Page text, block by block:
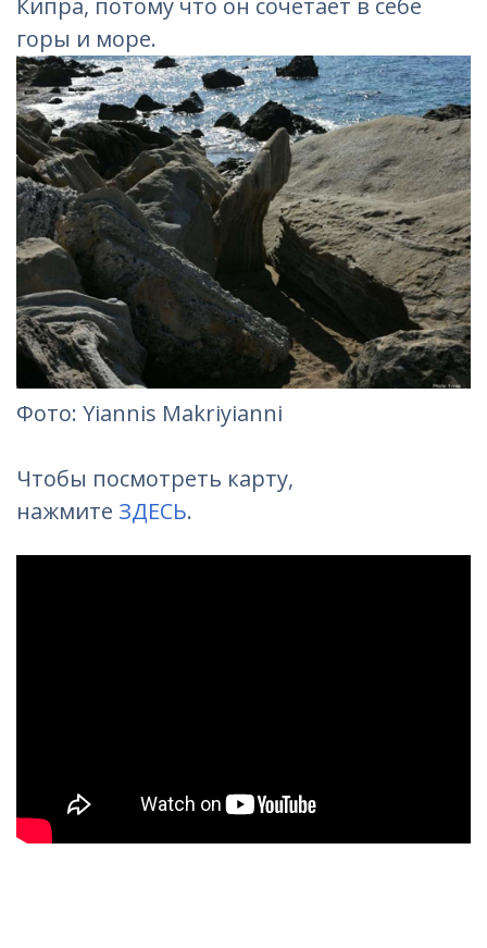
горы и море.
Фотo: Yiannis Makriyianni
Чтобы посмотреть карту,
нажмите ЗДЕСЬ.